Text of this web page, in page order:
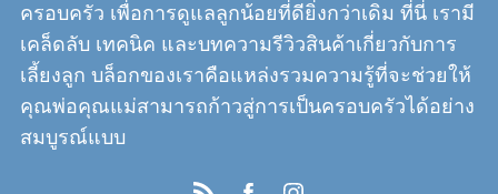
ครอบครัว เพื่อการดูแลลูกน้อยที่ดียิ่งกว่าเดิม ที่นี่ เรามี
เคล็ดลับ เทคนิค และบทความรีวิวสินค้าเกี่ยวกับการ
เลี้ยงลูก บล็อกของเราคือแหล่งรวมความรู้ที่จะช่วยให้
คุณพ่อคุณแม่สามารถก้าวสู่การเป็นครอบครัวได้อย่าง
สมบูรณ์แบบ